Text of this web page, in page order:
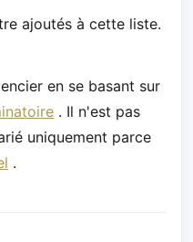
ajoutés à cette liste.
en se basant sur
. Il n'est pas
uniquement parce
.